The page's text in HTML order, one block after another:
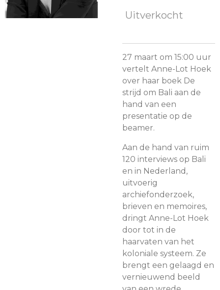
Uitverkocht
27 maart om 15:00 uur
vertelt Anne-Lot Hoek
over haar boek De
strijd om Bali aan de
hand van een
presentatie op de
beamer.
Aan de hand van ruim
120 interviews op Bali
en in Nederland,
uitvoerig
archiefonderzoek,
brieven en memoires,
dringt Anne-Lot Hoek
door tot in de
haarvaten van het
koloniale systeem. Ze
brengt een gelaagd en
vernieuwend beeld